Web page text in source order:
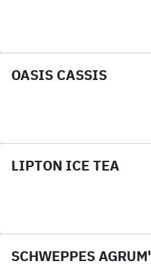
OASIS CASSIS
LIPTON ICE TEA
SCHWEPPES AGRUM'